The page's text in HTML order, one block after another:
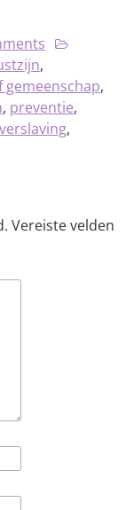
,
gemeenschap,
, preventie,
verslaving,
Vereiste velden